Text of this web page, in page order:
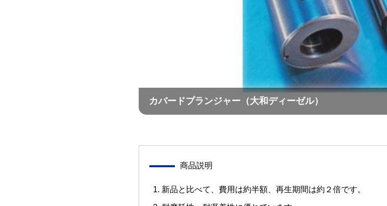
カバードプランジャー（大和ディーゼル）
商品説明
新品と比べて、費用は約半額、再生期間は約２倍です。